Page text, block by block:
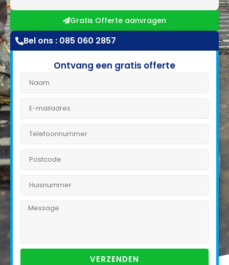
Gratis Offerte aanvragen
Bel ons : 085 060 2857
Ontvang een gratis offerte
VERZENDEN